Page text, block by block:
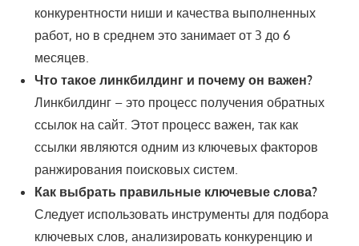
конкурентности ниши и качества выполненных
работ, но в среднем это занимает от 3 до 6
месяцев.
Что такое линкбилдинг и почему он важен?
Линкбилдинг – это процесс получения обратных
ссылок на сайт. Этот процесс важен, так как
ссылки являются одним из ключевых факторов
ранжирования поисковых систем.
Как выбрать правильные ключевые слова?
Следует использовать инструменты для подбора
ключевых слов, анализировать конкуренцию и